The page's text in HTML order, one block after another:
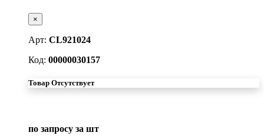
×
Арт: CL921024
Код: 00000030157
Товар Отсутствует
по запросу за шт